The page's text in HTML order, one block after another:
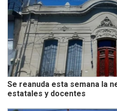
Se reanuda esta semana la
estatales y docentes